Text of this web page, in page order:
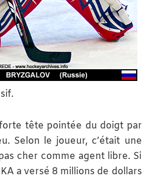
tête pointée du doigt par
Selon le joueur, c’était une
cher comme agent libre. Si
a versé 8 millions de dollars